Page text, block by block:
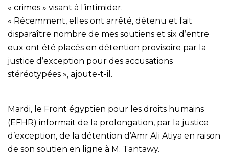
« crimes » visant à l’intimider.
« Récemment, elles ont arrêté, détenu et fait
disparaître nombre de mes soutiens et six d’entre
eux ont été placés en détention provisoire par la
justice d’exception pour des accusations
stéréotypées », ajoute-t-il.
Mardi, le Front égyptien pour les droits humains
(EFHR) informait de la prolongation, par la justice
d’exception, de la détention d’Amr Ali Atiya en raison
de son soutien en ligne à M. Tantawy.